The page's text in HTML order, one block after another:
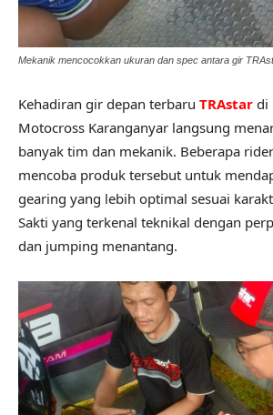
Mekanik mencocokkan ukuran dan spec antara gir
Kehadiran gir depan terbaru TRAstar di
Motocross Karanganyar langsung
banyak tim dan mekanik. Beberapa
mencoba produk tersebut untuk
gearing yang lebih optimal sesuai
Sakti yang terkenal teknikal dengan
dan jumping menantang.